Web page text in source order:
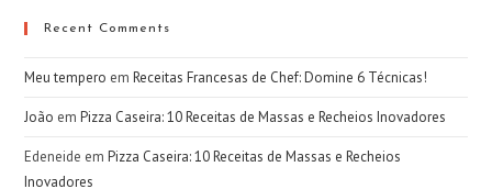
Recent Comments
Meu tempero emReceitas Francesas de Chef: Domine 6 Técnicas!
João emPizza Caseira: 10 Receitas de Massas e Recheios Inovadores
Edeneide emPizza Caseira: 10 Receitas de Massas e Recheios
Inovadores